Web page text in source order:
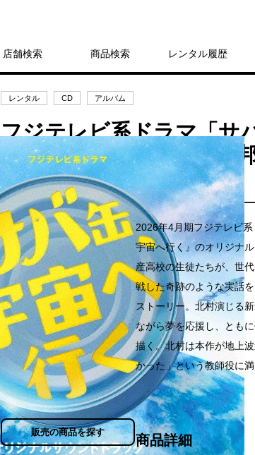
店舗検索 商品検索 レンタル履歴
レンタル CD アルバム
フジテレビ系ドラマ「サ
ック ／ サントラ-TV(
レンタル開始日：2026年6月20日
販売の商品を探す
2026年4月期フジテレビ系
宇宙へ行く』のオリジナ
産高校の生徒たちが、世
戦した奇跡のような実話
ストーリー。北村演じる
ながら夢を応援し、とも
描く。北村は本作が地上
かった」という教師役に
商品詳細